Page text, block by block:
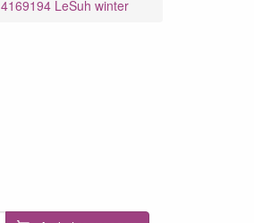
4169194 LeSuh winter